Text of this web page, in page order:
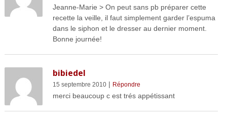
Jeanne-Marie > On peut sans pb préparer cette
recette la veille, il faut simplement garder l’espuma
dans le siphon et le dresser au dernier moment.
Bonne journée!
bibiedel
15 septembre 2010| Répondre
merci beaucoup c est trés appétissant